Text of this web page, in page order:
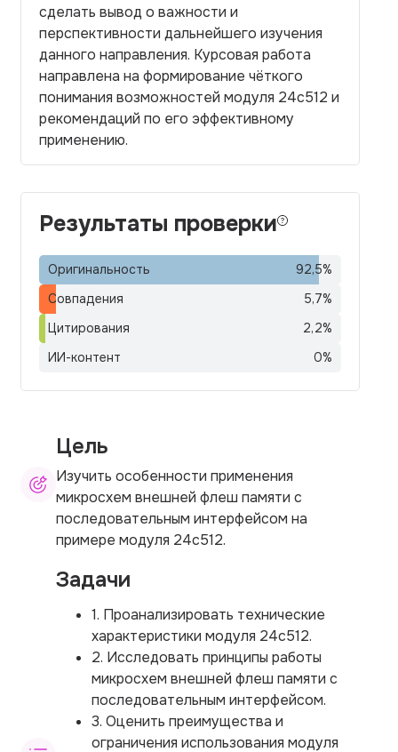
сделать вывод о важности и
перспективности дальнейшего изучения
данного направления. Курсовая работа
направлена на формирование чёткого
понимания возможностей модуля 24c512 и
рекомендаций по его эффективному
применению.
Результаты проверки
Оригинальность 92,5%
Совпадения
5,7%
Цитирования
2,2%
ИИ-контент
0%
Цель
Изучить особенности применения
микросхем внешней флеш памяти с
последовательным интерфейсом на
примере модуля 24c512.
Задачи
1. Проанализировать технические
характеристики модуля 24c512.
2. Исследовать принципы работы
микросхем внешней флеш памяти с
последовательным интерфейсом.
3. Оценить преимущества и
ограничения использования модуля